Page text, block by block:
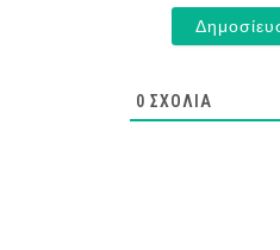
0 ΣΧΌΛΙΑ